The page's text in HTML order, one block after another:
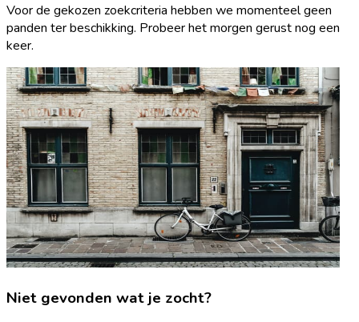
Voor de gekozen zoekcriteria hebben we momenteel geen
panden ter beschikking. Probeer het morgen gerust nog een
keer.
Niet gevonden wat je zocht?